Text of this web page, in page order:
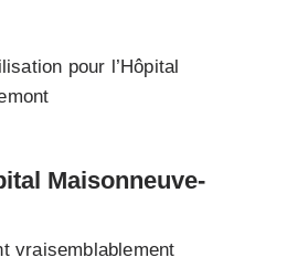
pour l’Hôpital
Maisonneuve-
vraisemblablement